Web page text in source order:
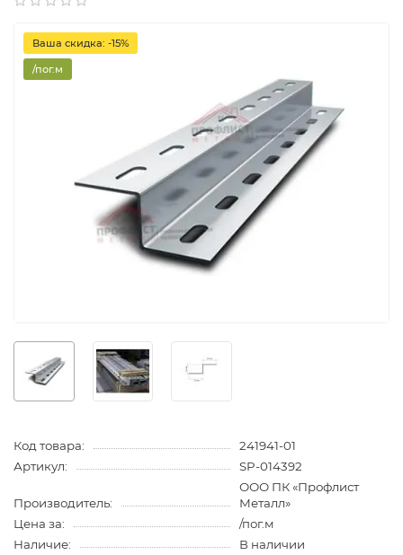
Ваша скидка: -15%
/пог.м
Код товара:
241941-01
Артикул:
SP-014392
Производитель:
ООО ПК «Профлист
Металл»
Цена за:
/пог.м
Наличие:
В наличии